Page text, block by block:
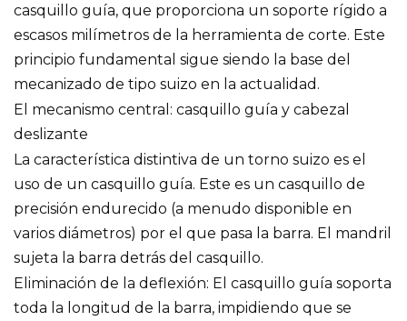
casquillo guía, que proporciona un soporte rígido a
escasos milímetros de la herramienta de corte. Este
principio fundamental sigue siendo la base del
mecanizado de tipo suizo en la actualidad.
El mecanismo central: casquillo guía y cabezal
deslizante
La característica distintiva de un torno suizo es el
uso de un casquillo guía. Este es un casquillo de
precisión endurecido (a menudo disponible en
varios diámetros) por el que pasa la barra. El mandril
sujeta la barra detrás del casquillo.
Eliminación de la deflexión: El casquillo guía soporta
toda la longitud de la barra, impidiendo que se